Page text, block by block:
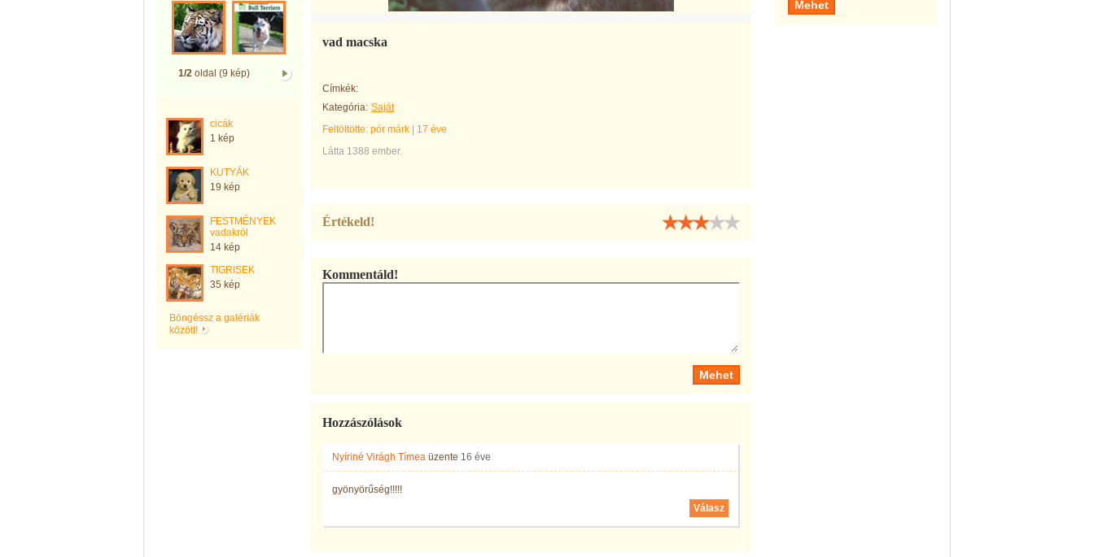
1/2 oldal (9 kép)
cicák
1 kép
KUTYÁK
19 kép
FESTMÉNYEK
vadakról
14 kép
TIGRISEK
35 kép
Böngéssz a galériák
között!
vad macska
Címkék:
Kategória: Saját
Feltöltötte: pór márk
17 éve
Látta 1388 ember.
Értékeld!
Kommentáld!
Hozzászólások
Nyíriné Virágh Tímea üzente 16 éve
gyönyörűség!!!!!
Válasz